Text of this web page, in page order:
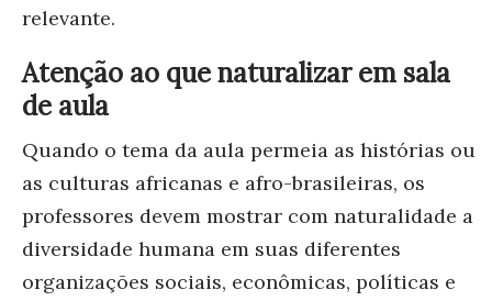
relevante.
Atenção ao que naturalizar em sala
de aula
Quando o tema da aula permeia as histórias ou
as culturas africanas e afro-brasileiras, os
professores devem mostrar com naturalidade a
diversidade humana em suas diferentes
organizações sociais, econômicas, políticas e